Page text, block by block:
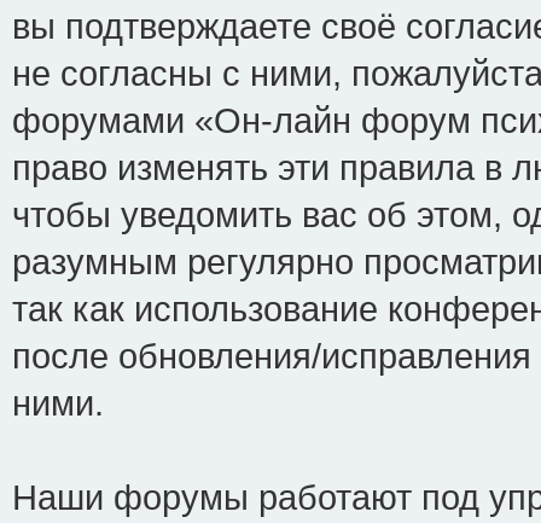
вы подтверждаете своё
не согласны с ними,
форумами «Он-лайн форум
право изменять эти правила в
чтобы уведомить вас об этом,
разумным регулярно
так как использование
после обновления/
ними.
Наши форумы работают под